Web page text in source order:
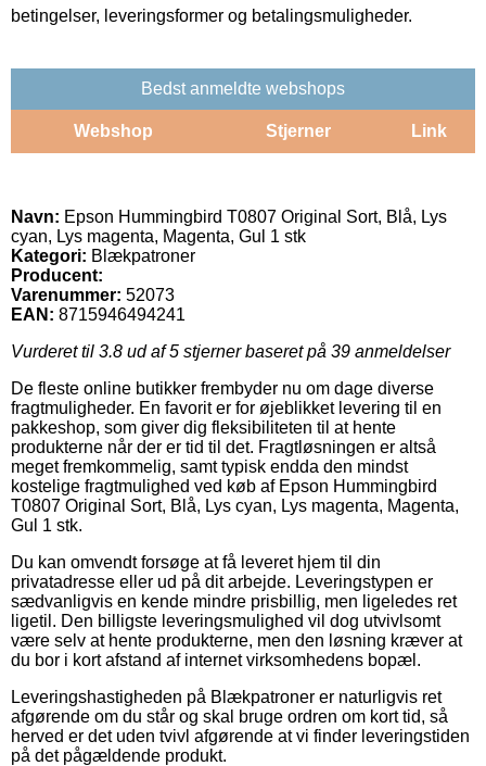
betingelser, leveringsformer og betalingsmuligheder.
Bedst anmeldte webshops
Webshop Stjerner Link
Navn: Epson Hummingbird T0807 Original Sort, Blå, Lys
cyan, Lys magenta, Magenta, Gul 1 stk
Kategori: Blækpatroner
Producent:
Varenummer: 52073
EAN: 8715946494241
Vurderet til 3.8 ud af 5 stjerner baseret på 39 anmeldelser
De fleste online butikker frembyder nu om dage diverse
fragtmuligheder. En favorit er for øjeblikket levering til en
pakkeshop, som giver dig fleksibiliteten til at hente
produkterne når der er tid til det. Fragtløsningen er altså
meget fremkommelig, samt typisk endda den mindst
kostelige fragtmulighed ved køb af Epson Hummingbird
T0807 Original Sort, Blå, Lys cyan, Lys magenta, Magenta,
Gul 1 stk.
Du kan omvendt forsøge at få leveret hjem til din
privatadresse eller ud på dit arbejde. Leveringstypen er
sædvanligvis en kende mindre prisbillig, men ligeledes ret
ligetil. Den billigste leveringsmulighed vil dog utvivlsomt
være selv at hente produkterne, men den løsning kræver at
du bor i kort afstand af internet virksomhedens bopæl.
Leveringshastigheden på Blækpatroner er naturligvis ret
afgørende om du står og skal bruge ordren om kort tid, så
herved er det uden tvivl afgørende at vi finder leveringstiden
på det pågældende produkt.